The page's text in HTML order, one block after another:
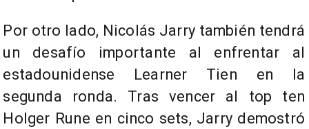
Por otro lado, Nicolás Jarry también tendrá
un desafío importante al enfrentar al
estadounidense Learner Tien en la
segunda ronda. Tras vencer al top ten
Holger Rune en cinco sets, Jarry demostró